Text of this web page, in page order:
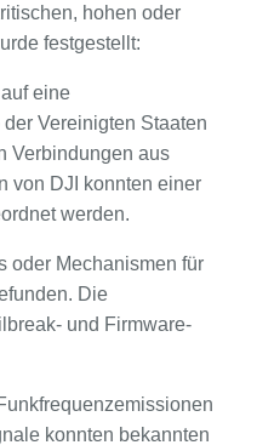
hohen oder
festgestellt:
eine
Vereinigten Staaten
Verbindungen aus
von DJI konnten einer
werden.
oder Mechanismen für
Die
und Firmware-
konnten bekannten